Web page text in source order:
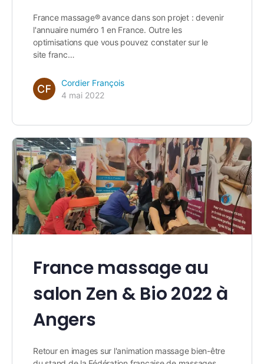
France massage® avance dans son projet : devenir
l'annuaire numéro 1 en France. Outre les
optimisations que vous pouvez constater sur le
site franc…
Cordier François
4 mai 2022
France massage au
salon Zen & Bio 2022 à
Angers
Retour en images sur l'animation massage bien-être